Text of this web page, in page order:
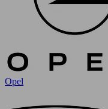
Opel